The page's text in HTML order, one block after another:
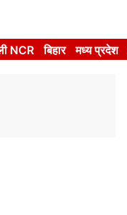
NCR बिहार मध्य प्रदेश